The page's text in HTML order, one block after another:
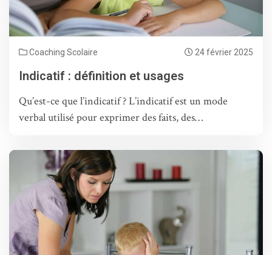
Coaching Scolaire 24 février 2025
Indicatif : définition et usages
Qu’est-ce que l’indicatif ? L’indicatif est un mode
verbal utilisé pour exprimer des faits, des…